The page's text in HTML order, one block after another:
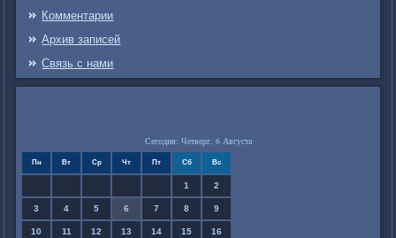
Комментарии
Архив записей
Связь c нами
Сегодня: Четверг, 6 Августа
Пн Вт Ср Чт Пт Сб Вс
1 2
3 4 5 6 7 8 9
10 11 12 13 14 15 16